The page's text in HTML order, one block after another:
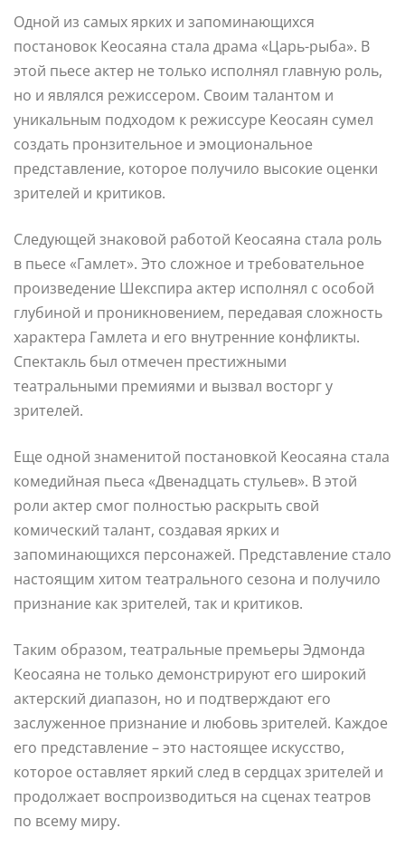
Одной из самых ярких и запоминающихся
постановок Кеосаяна стала драма «Царь-рыба». В
этой пьесе актер не только исполнял главную роль,
но и являлся режиссером. Своим талантом и
уникальным подходом к режиссуре Кеосаян сумел
создать пронзительное и эмоциональное
представление, которое получило высокие оценки
зрителей и критиков.
Следующей знаковой работой Кеосаяна стала роль
в пьесе «Гамлет». Это сложное и требовательное
произведение Шекспира актер исполнял с особой
глубиной и проникновением, передавая сложность
характера Гамлета и его внутренние конфликты.
Спектакль был отмечен престижными
театральными премиями и вызвал восторг у
зрителей.
Еще одной знаменитой постановкой Кеосаяна стала
комедийная пьеса «Двенадцать стульев». В этой
роли актер смог полностью раскрыть свой
комический талант, создавая ярких и
запоминающихся персонажей. Представление стало
настоящим хитом театрального сезона и получило
признание как зрителей, так и критиков.
Таким образом, театральные премьеры Эдмонда
Кеосаяна не только демонстрируют его широкий
актерский диапазон, но и подтверждают его
заслуженное признание и любовь зрителей. Каждое
его представление – это настоящее искусство,
которое оставляет яркий след в сердцах зрителей и
продолжает воспроизводиться на сценах театров
по всему миру.